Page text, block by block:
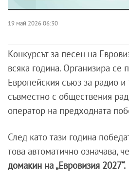
19 май 2026 06:30
Конкурсът за песен на
всяка година. Организира се
Европейския съюз за радио и
съвместно с обществения
оператор на предходната
След като тази година
това автоматично означава, че
домакин на „Евровизия 2027“.